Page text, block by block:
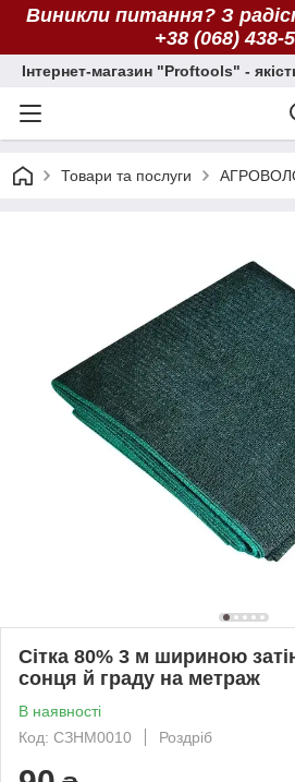
Виникли питання? З
+38 (068) 438-
Інтернет-магазин "Proftools" -
Товари та послуги
Сітка 80% 3 м шириною
сонця й граду на метраж
В наявності
Код: СЗНМ0010
Роздріб